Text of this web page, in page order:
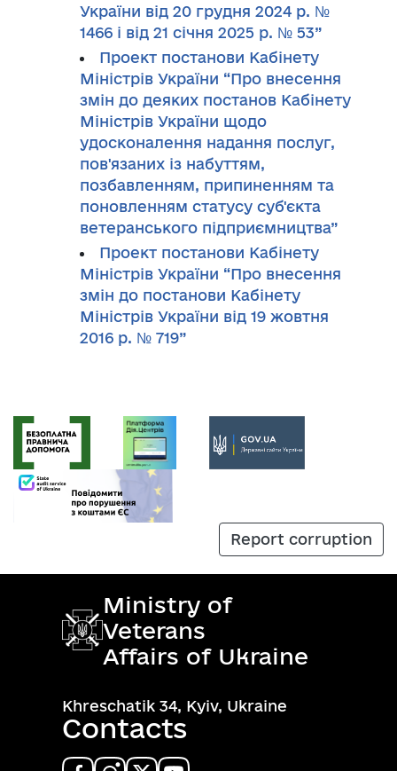
України від 20 грудня 2024 р. №
1466 і від 21 січня 2025 р. № 53”
Проект постанови Кабінету
Міністрів України “Про внесення
змін до деяких постанов Кабінету
Міністрів України щодо
удосконалення надання послуг,
пов'язаних із набуттям,
позбавленням, припиненням та
поновленням статусу суб'єкта
ветеранського підприємництва”
Проект постанови Кабінету
Міністрів України “Про внесення
змін до постанови Кабінету
Міністрів України від 19 жовтня
2016 р. № 719”
Report corruption
Ministry of
Veterans
Affairs of Ukraine
Khreschatik 34, Kyiv, Ukraine
Contacts